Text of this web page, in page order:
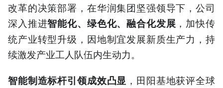
改革的决策部署，在华润集团坚强领导下，公司
深入推进智能化、绿色化、融合化发展 ，加快传
统产业转型升级，因地制宜发展新质生产力，持
续激发产业工人队伍内生动力。
智能制造标杆引领成效凸显 ，田阳基地获评全球